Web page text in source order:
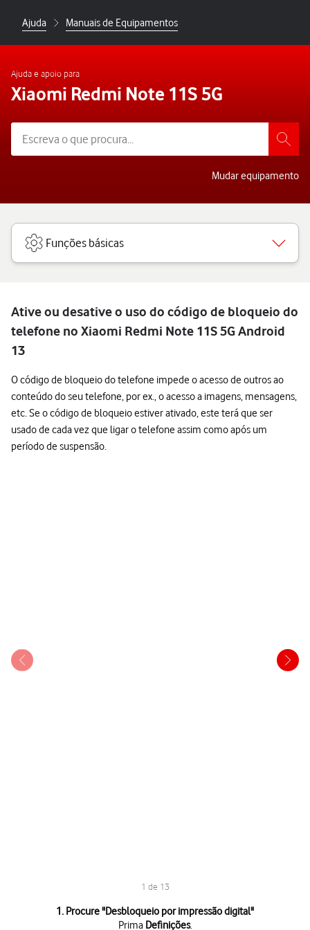
Ajuda Manuais de Equipamentos
Ajuda e apoio para
Xiaomi Redmi Note 11S 5G
Mudar equipamento
Funções básicas
Ative ou desative o uso do código de bloqueio do
telefone no Xiaomi Redmi Note 11S 5G Android
13
O código de bloqueio do telefone impede o acesso de outros ao
conteúdo do seu telefone, por ex., o acesso a imagens, mensagens,
etc. Se o código de bloqueio estiver ativado, este terá que ser
usado de cada vez que ligar o telefone assim como após um
período de suspensão.
1 de 13
1. Procure "Desbloqueio por impressão digital"
Prima Definições.